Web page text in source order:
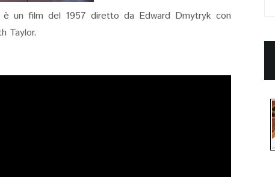
un film del 1957 diretto da Edward Dmytryk con
Taylor.